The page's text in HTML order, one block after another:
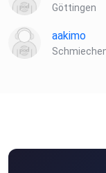
Göttingen
aakimo